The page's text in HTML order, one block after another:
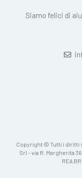
Siamo felici di
Copyright © Tutti i diritti
Srl - via R. Margherita
REA